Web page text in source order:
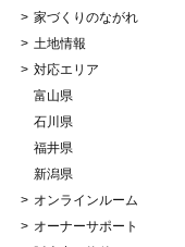
家づくりのながれ
土地情報
対応エリア
富山県
石川県
福井県
新潟県
オンラインルーム
オーナーサポート